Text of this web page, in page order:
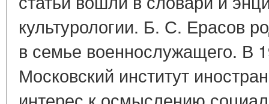
культурологии. Б. С. Ерасов
в семье военнослужащего. В
Московский институт